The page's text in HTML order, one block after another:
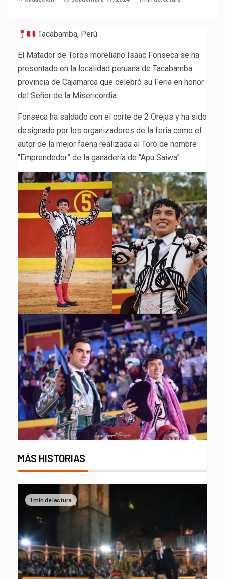
Tacabamba, Perú
El Matador de Toros moreliano Isaac Fonseca se ha
presentado en la localidad peruana de Tacabamba
provincia de Cajamarca que celebró su Feria en honor
del Señor de la Misericordia.
Fonseca ha saldado con el corte de 2 Orejas y ha sido
designado por los organizadores de la feria como el
autor de la mejor faena realizada al Toro de nombre
“Emprendedor” de la ganadería de “Apu Saiwa”
MÁS HISTORIAS
1 min de lectura